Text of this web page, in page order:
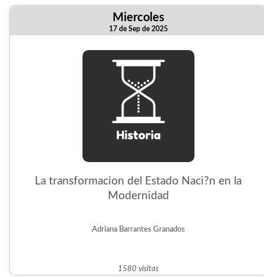
Miercoles
17 de Sep de 2025
La transformacion del Estado Naci?n en la
Modernidad
Adriana Barrantes Granados
1580 visitas